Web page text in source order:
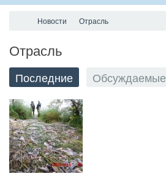
Новости Отрасль
Отрасль
Последние Обсуждаемые